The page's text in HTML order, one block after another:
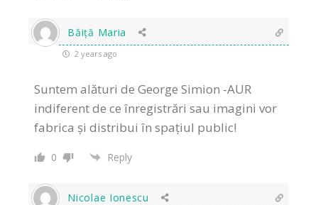
Băiță Maria
2 years ago
Suntem alături de George Simion -AUR
indiferent de ce înregistrări sau imagini vor
fabrica și distribui în spațiul public!
0 Reply
Nicolae Ionescu